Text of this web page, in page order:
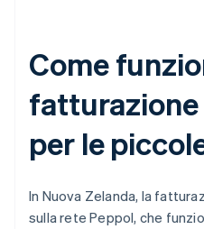
Come
per le
In Nuova Zelanda, la
sulla rete Peppol, che